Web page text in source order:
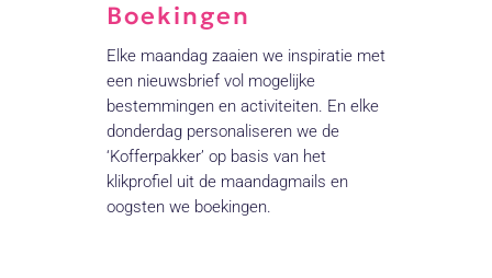
Boekingen
Elke maandag zaaien we inspiratie met
een nieuwsbrief vol mogelijke
bestemmingen en activiteiten. En elke
donderdag personaliseren we de
‘Kofferpakker’ op basis van het
klikprofiel uit de maandagmails en
oogsten we boekingen.